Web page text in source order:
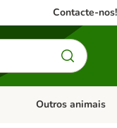
Contacte-nos!
Roedores
Abrir menu de
Outros animais